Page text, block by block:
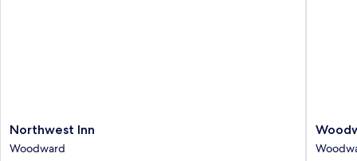
Northwest
Inn
Woodward
Northwest Inn
Woodward